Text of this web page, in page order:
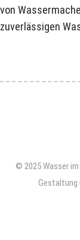
von
zuverlässigen
© 2025 Wasser
Gestaltung